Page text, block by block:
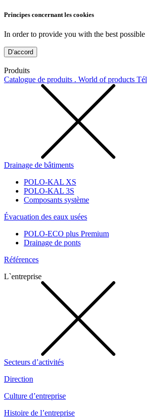
Principes concernant les cookies
In order to provide you with the best
D’accord
Produits
Catalogue de produits . World of products
Drainage de bâtiments
POLO-KAL XS
POLO-KAL 3S
Composants système
Évacuation des eaux usées
POLO-ECO plus Premium
Drainage de ponts
Références
L`entreprise
Secteurs d’activités
Direction
Culture d’entreprise
Histoire de l’entreprise